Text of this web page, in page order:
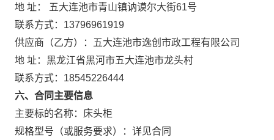
地 址： 五大连池市青山镇讷谟尔大街61号
联系方式：13796961919
供应商（乙方）：五大连池市逸创市政工程有限公司
地 址：黑龙江省黑河市五大连池市龙头村
联系方式：18545226444
六、合同主要信息
主要标的名称：床头柜
规格型号（或服务要求）：详见合同